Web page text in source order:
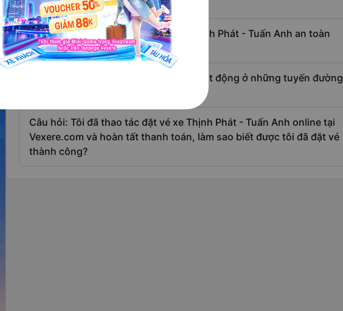
Vexere.com
Câu hỏi: Làm thế nào để đặt vé xe Thịnh Phát - Tuấn Anh an toàn
trong thời điểm dịch COVID-19 này?
Câu hỏi: Xe Thịnh Phát - Tuấn Anh hoạt động ở những tuyến đường
Câu hỏi: Tôi đã thao tác đặt vé xe Thịnh Phát - Tuấn Anh online tại
Vexere.com và hoàn tất thanh toán, làm sao biết được tôi đã đặt vé
thành công?